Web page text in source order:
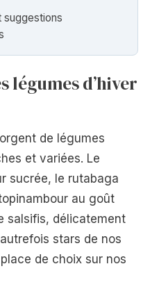
légumes d’hiver
de légumes
et variées. Le
sucrée, le rutabaga
au goût
salsifis, délicatement
stars de nos
de choix sur nos